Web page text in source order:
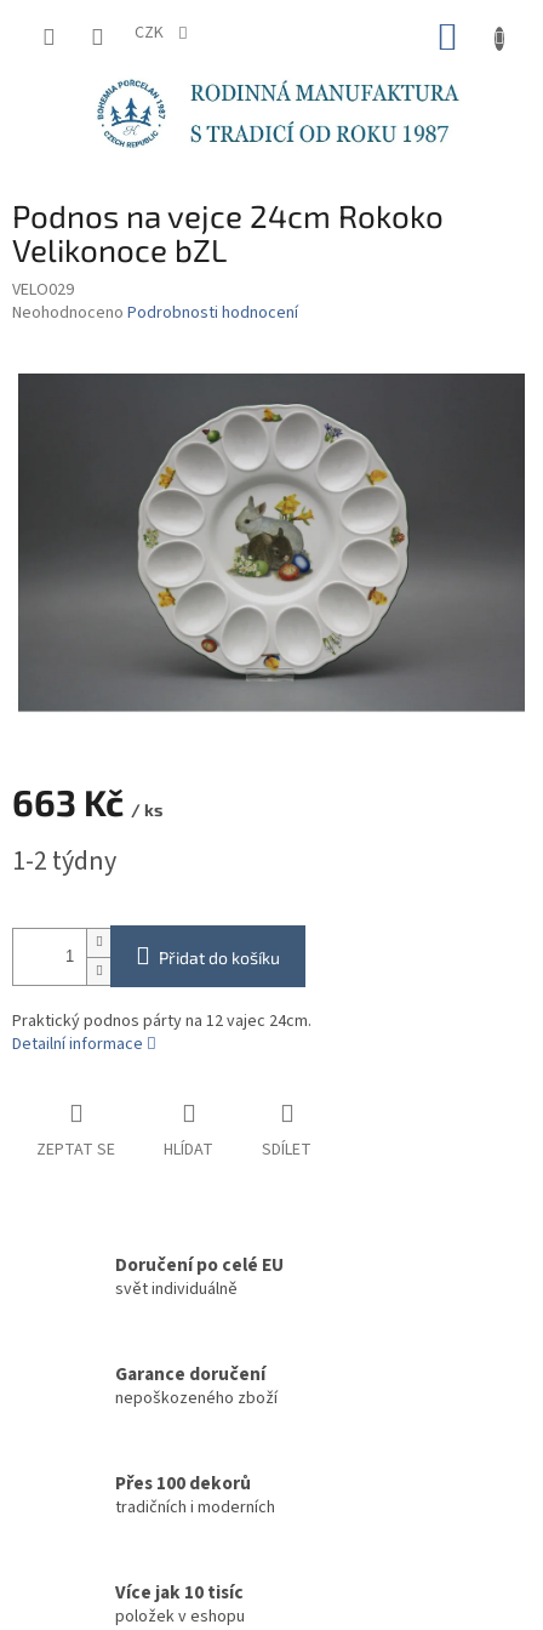
CZK
Podnos na vejce 24cm Rokoko
Velikonoce bZL
VELO029
Průměrné
je
Neohodnoceno Podrobnosti hodnocení
663 Kč / ks
cena:
1-2 týdny
Přidat do košíku
Praktický podnos párty na 12 vajec 24cm.
Detailní informace
ZEPTAT SE HLÍDAT SDÍLET
Doručení po celé EU
svět individuálně
Garance doručení
nepoškozeného zboží
Přes 100 dekorů
tradičních i moderních
Více jak 10 tisíc
položek v eshopu